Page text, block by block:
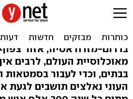
האנשים שלא
בדרום-מזרח אסיה, אזור
מאוכלוסיית העולם, לרבים
בבתים, וכדי לעבור
העוני נאלצים תושבים לגעת